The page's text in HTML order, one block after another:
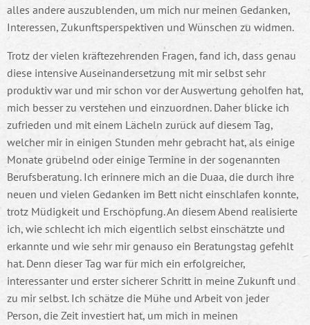
alles andere auszublenden, um mich nur meinen Gedanken,
Interessen, Zukunftsperspektiven und Wünschen zu widmen.
Trotz der vielen kräftezehrenden Fragen, fand ich, dass genau
diese intensive Auseinandersetzung mit mir selbst sehr
produktiv war und mir schon vor der Auswertung geholfen hat,
mich besser zu verstehen und einzuordnen. Daher blicke ich
zufrieden und mit einem Lächeln zurück auf diesem Tag,
welcher mir in einigen Stunden mehr gebracht hat, als einige
Monate grübelnd oder einige Termine in der sogenannten
Berufsberatung. Ich erinnere mich an die Duaa, die durch ihre
neuen und vielen Gedanken im Bett nicht einschlafen konnte,
trotz Müdigkeit und Erschöpfung. An diesem Abend realisierte
ich, wie schlecht ich mich eigentlich selbst einschätzte und
erkannte und wie sehr mir genauso ein Beratungstag gefehlt
hat. Denn dieser Tag war für mich ein erfolgreicher,
interessanter und erster sicherer Schritt in meine Zukunft und
zu mir selbst. Ich schätze die Mühe und Arbeit von jeder
Person, die Zeit investiert hat, um mich in meinen